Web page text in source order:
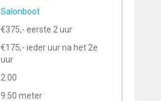
Salonboot
€375,- eerste 2 uur
€175,- ieder uur na het 2e
uur
2.00
9.50 meter